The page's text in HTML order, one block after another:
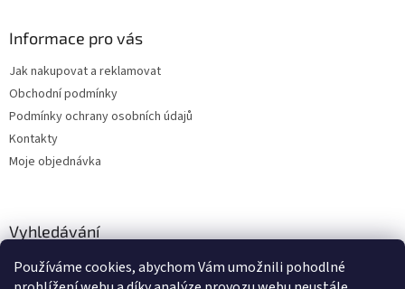
Používáme cookies, abychom Vám umožnili pohodlné
Informace pro vás
Jak nakupovat a reklamovat
Obchodní podmínky
Podmínky ochrany osobních údajů
Kontakty
Moje objednávka
Vyhledávání